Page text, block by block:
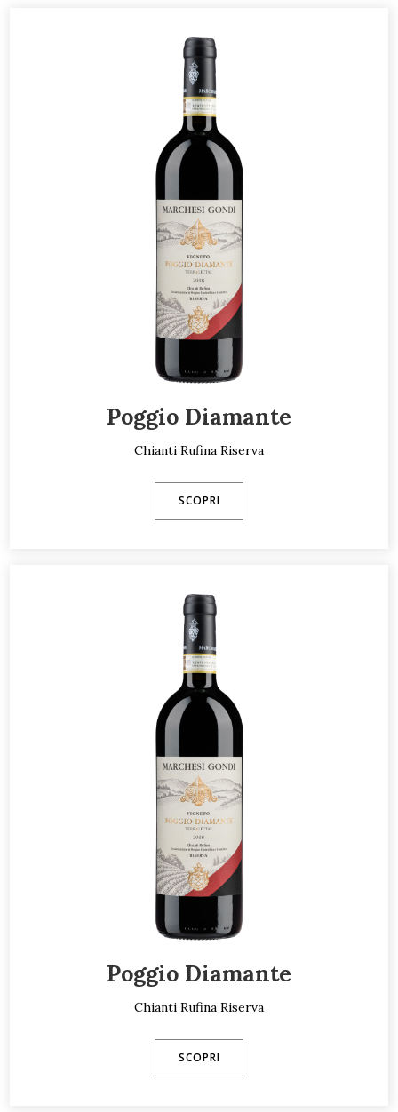
Poggio Diamante
Chianti Rufina Riserva
SCOPRI
Poggio Diamante
Chianti Rufina Riserva
SCOPRI